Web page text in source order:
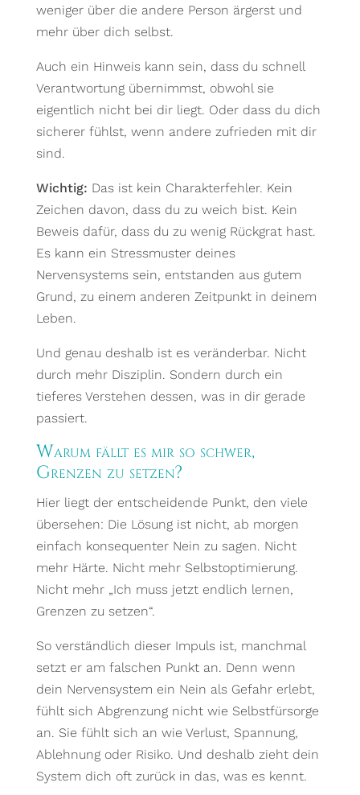
weniger über die andere Person ärgerst und
mehr über dich selbst.
Auch ein Hinweis kann sein, dass du schnell
Verantwortung übernimmst, obwohl sie
eigentlich nicht bei dir liegt. Oder dass du dich
sicherer fühlst, wenn andere zufrieden mit dir
sind.
Wichtig: Das ist kein Charakterfehler. Kein
Zeichen davon, dass du zu weich bist. Kein
Beweis dafür, dass du zu wenig Rückgrat hast.
Es kann ein Stressmuster deines
Nervensystems sein, entstanden aus gutem
Grund, zu einem anderen Zeitpunkt in deinem
Leben.
Und genau deshalb ist es veränderbar. Nicht
durch mehr Disziplin. Sondern durch ein
tieferes Verstehen dessen, was in dir gerade
passiert.
Warum fällt es mir so schwer,
Grenzen zu setzen?
Hier liegt der entscheidende Punkt, den viele
übersehen: Die Lösung ist nicht, ab morgen
einfach konsequenter Nein zu sagen. Nicht
mehr Härte. Nicht mehr Selbstoptimierung.
Nicht mehr „Ich muss jetzt endlich lernen,
Grenzen zu setzen“.
So verständlich dieser Impuls ist, manchmal
setzt er am falschen Punkt an. Denn wenn
dein Nervensystem ein Nein als Gefahr erlebt,
fühlt sich Abgrenzung nicht wie Selbstfürsorge
an. Sie fühlt sich an wie Verlust, Spannung,
Ablehnung oder Risiko. Und deshalb zieht dein
System dich oft zurück in das, was es kennt.